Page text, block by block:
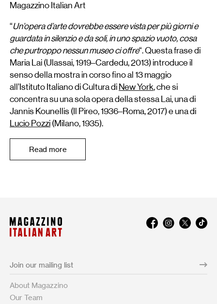
Magazzino Italian Art
“Un’opera d’arte dovrebbe essere vista per più giorni e
guardata in silenzio e da soli, in uno spazio vuoto, cosa
che purtroppo nessun museo ci offre“. Questa frase di
Maria Lai (Ulassai, 1919–Cardedu, 2013) introduce il
senso della mostra in corso fino al 13 maggio
all’Istituto Italiano di Cultura di New York, che si
concentra su una sola opera della stessa Lai, una di
Jannis Kounellis (Il Pireo, 1936–Roma, 2017) e una di
Lucio Pozzi (Milano, 1935).
Read more
About Magazzino
Our Team